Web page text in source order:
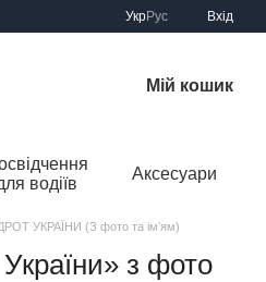
УкрРус Вхід
Мій кошик
водіїв
Аксесуари
УКРАЇНИ (З фото та імʼям)
з фото